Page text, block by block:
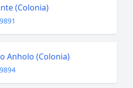
(Colonia)
Anholo (Colonia)